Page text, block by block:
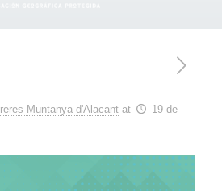
Muntanya d'Alacant at
19 de